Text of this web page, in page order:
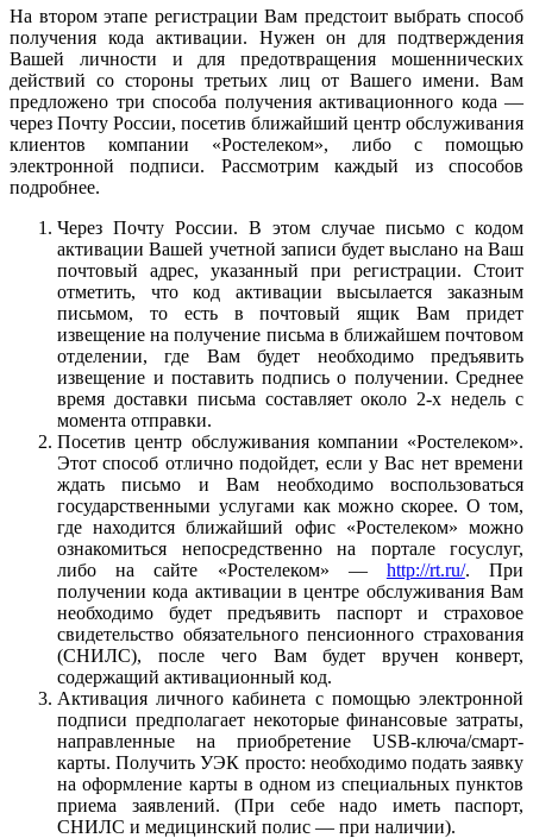
На втором этапе регистрации Вам предстоит выбрать способ
получения кода активации. Нужен он для подтверждения
Вашей личности и для предотвращения мошеннических
действий со стороны третьих лиц от Вашего имени. Вам
предложено три способа получения активационного кода —
через Почту России, посетив ближайший центр обслуживания
клиентов компании «Ростелеком», либо с помощью
электронной подписи. Рассмотрим каждый из способов
подробнее.
Через Почту России. В этом случае письмо с кодом
активации Вашей учетной записи будет выслано на Ваш
почтовый адрес, указанный при регистрации. Стоит
отметить, что код активации высылается заказным
письмом, то есть в почтовый ящик Вам придет
извещение на получение письма в ближайшем почтовом
отделении, где Вам будет необходимо предъявить
извещение и поставить подпись о получении. Среднее
время доставки письма составляет около 2-х недель с
момента отправки.
Посетив центр обслуживания компании «Ростелеком».
Этот способ отлично подойдет, если у Вас нет времени
ждать письмо и Вам необходимо воспользоваться
государственными услугами как можно скорее. О том,
где находится ближайший офис «Ростелеком» можно
ознакомиться непосредственно на портале госуслуг,
либо на сайте «Ростелеком» — http://rt.ru/. При
получении кода активации в центре обслуживания Вам
необходимо будет предъявить паспорт и страховое
свидетельство обязательного пенсионного страхования
(СНИЛС), после чего Вам будет вручен конверт,
содержащий активационный код.
Активация личного кабинета с помощью электронной
подписи предполагает некоторые финансовые затраты,
направленные на приобретение USB-ключа/смарт-
карты. Получить УЭК просто: необходимо подать заявку
на оформление карты в одном из специальных пунктов
приема заявлений. (При себе надо иметь паспорт,
СНИЛС и медицинский полис — при наличии).